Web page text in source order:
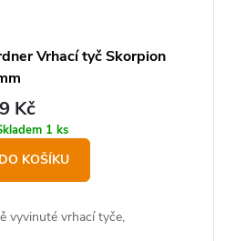
Vrhací tyč Skorpion
Kč
1 ks
DO KOŠÍKU
vyvinuté vrhací tyče,